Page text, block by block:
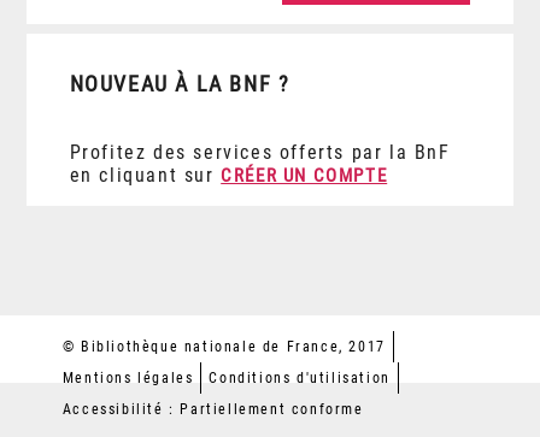
NOUVEAU À LA BNF ?
Profitez des services offerts par la BnF
en cliquant sur CRÉER UN COMPTE
© Bibliothèque nationale de France, 2017
Mentions légales
Conditions d'utilisation
Accessibilité : Partiellement conforme